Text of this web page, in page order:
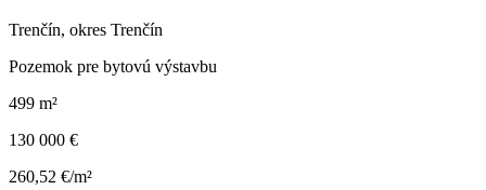
Trenčín, okres Trenčín
Pozemok pre bytovú výstavbu
499 m²
130 000 €
260,52 €/m²